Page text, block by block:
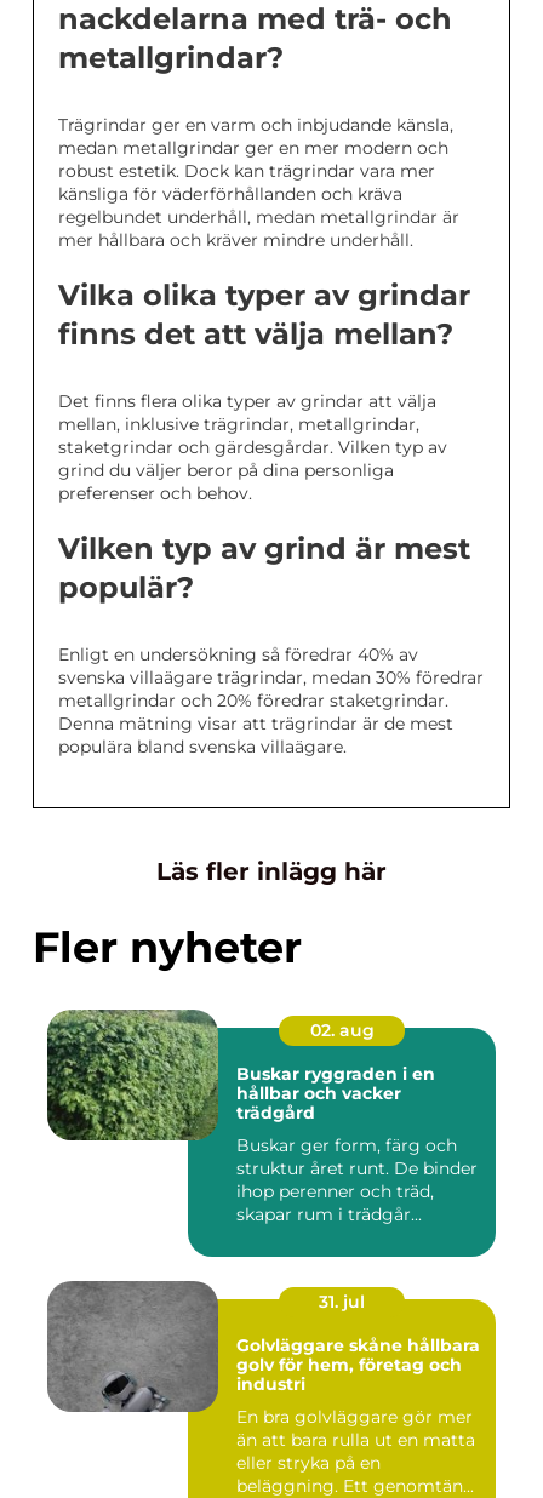
nackdelarna med trä- och
metallgrindar?
Trägrindar ger en varm och inbjudande känsla,
medan metallgrindar ger en mer modern och
robust estetik. Dock kan trägrindar vara mer
känsliga för väderförhållanden och kräva
regelbundet underhåll, medan metallgrindar är
mer hållbara och kräver mindre underhåll.
Vilka olika typer av grindar
finns det att välja mellan?
Det finns flera olika typer av grindar att välja
mellan, inklusive trägrindar, metallgrindar,
staketgrindar och gärdesgårdar. Vilken typ av
grind du väljer beror på dina personliga
preferenser och behov.
Vilken typ av grind är mest
populär?
Enligt en undersökning så föredrar 40% av
svenska villaägare trägrindar, medan 30% föredrar
metallgrindar och 20% föredrar staketgrindar.
Denna mätning visar att trägrindar är de mest
populära bland svenska villaägare.
Läs fler inlägg här
Fler nyheter
02. aug
Buskar ryggraden i en
hållbar och vacker
trädgård
Buskar ger form, färg och
struktur året runt. De binder
ihop perenner och träd,
skapar rum i trädgår...
31. jul
Golvläggare skåne hållbara
golv för hem, företag och
industri
En bra golvläggare gör mer
än att bara rulla ut en matta
eller stryka på en
beläggning. Ett genomtän...